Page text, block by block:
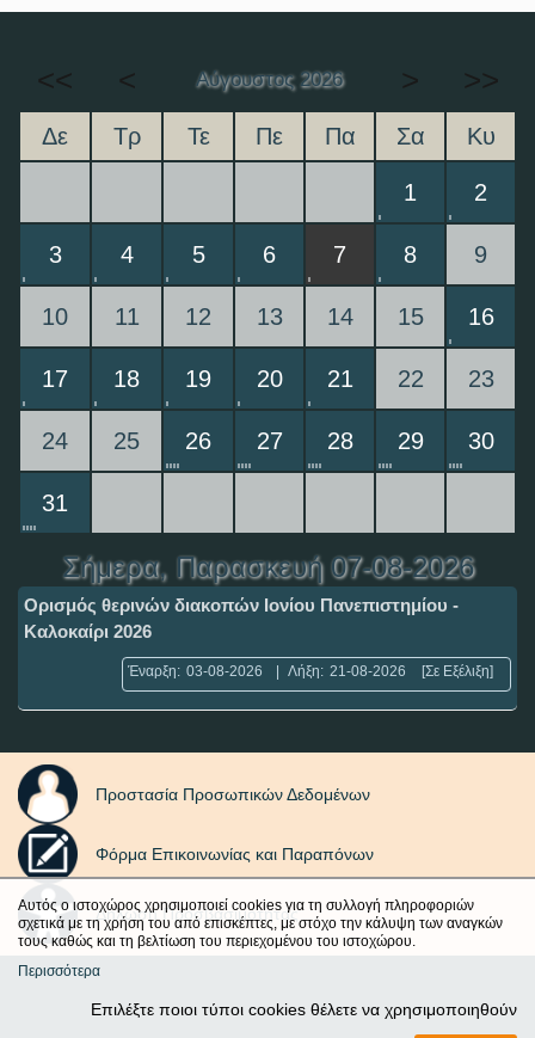
<< < Αύγουστος 2026 > >>
Δε Τρ Τε Πε Πα Σα Κυ
1 2
3 4 5 6 7 8 9
10 11 12 13 14 15 16
17 18 19 20 21 22 23
24 25 26 27 28 29 30
31
Σήμερα, Παρασκευή 07-08-2026
Ορισμός θερινών διακοπών Ιονίου Πανεπιστημίου -
Καλοκαίρι 2026
Έναρξη: 03-08-2026 Λήξη: 21-08-2026 [Σε Εξέλιξη]
Προστασία Προσωπικών Δεδομένων
Φόρμα Επικοινωνίας και Παραπόνων
Δήλωση Προσβασιμότητας
Αυτός ο ιστοχώρος χρησιμοποιεί cookies για τη συλλογή πληροφοριών
σχετικά με τη χρήση του από επισκέπτες, με στόχο την κάλυψη των αναγκών
τους καθώς και τη βελτίωση του περιεχομένου του ιστοχώρου.
Περισσότερα
Επιλέξτε ποιοι τύποι cookies θέλετε να χρησιμοποιηθούν